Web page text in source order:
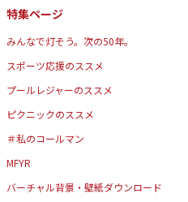
特集ページ
みんなで灯そう。次の50年。
スポーツ応援のススメ
プールレジャーのススメ
ピクニックのススメ
＃私のコールマン
MFYR
バーチャル背景・壁紙ダウンロード